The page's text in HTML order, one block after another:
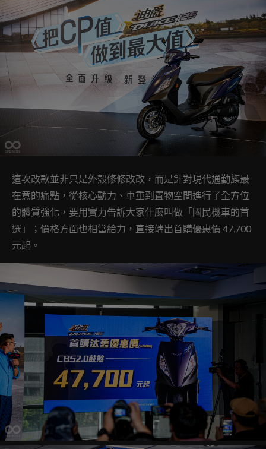
這次改款並非只是外殼修修改改，而是針對現代通勤族最
在意的痛點，從核心動力、車重到置物空間進行了全方位
的體質強化，要用實力告訴大家什麼叫做「國民機車的首
選」；價格方面也相當給力，直接端出首購優惠價 47,700
元起。